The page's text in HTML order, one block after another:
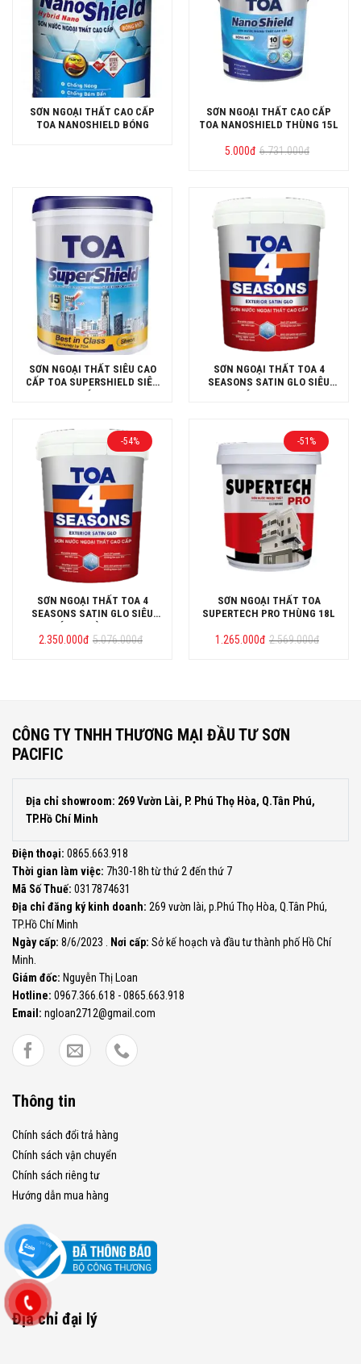
SƠN NGOẠI THẤT CAO CẤP
TOA NANOSHIELD BÓNG
SƠN NGOẠI THẤT CAO CẤP
TOA NANOSHIELD THÙNG 15L
6.731.000đ
Giá
5.000đ
Giá
5.000đ.
SƠN NGOẠI THẤT SIÊU CAO
CẤP TOA SUPERSHIELD SIÊU
BÓNG
SƠN NGOẠI THẤT TOA 4
SEASONS SATIN GLO SIÊU
BÓNG LON 5L
-54%
SƠN NGOẠI THẤT TOA 4
SEASONS SATIN GLO SIÊU
BÓNG THÙNG 18L
5.076.000đ
Giá
2.350.000đ Giá
-51%
SƠN NGOẠI THẤT TOA
SUPERTECH PRO THÙNG 18L
2.569.000đ
Giá
1.265.000đ Giá
CÔNG TY TNHH THƯƠNG MẠI ĐẦU TƯ SƠN
PACIFIC
Địa chỉ showroom: 269 Vườn Lài, P. Phú Thọ Hòa, Q.Tân Phú,
TP.Hồ Chí Minh
Điện thoại: 0865.663.918
Thời gian làm việc: 7h30-18h từ thứ 2 đến thứ 7
Mã Số Thuế: 0317874631
Địa chỉ đăng ký kinh doanh: 269 vườn lài, p.Phú Thọ Hòa, Q.Tân Phú,
TP.Hồ Chí Minh
Ngày cấp: 8/6/2023 . Nơi cấp: Sở kế hoạch và đầu tư thành phố Hồ Chí
Minh.
Giám đốc: Nguyễn Thị Loan
Hotline: 0967.366.618 - 0865.663.918
Email: ngloan2712@gmail.com
Thông tin
Chính sách đổi trả hàng
Chính sách vận chuyển
Chính sách riêng tư
Hướng dẫn mua hàng
Địa chỉ đại lý